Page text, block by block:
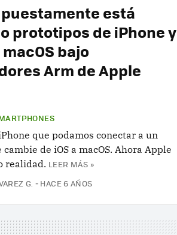
está
prototipos de iPhone y
bajo
Arm de Apple
que podamos conectar a un
de iOS a macOS. Ahora Apple
realidad. LEER MÁS »
G. HACE 6 AÑOS